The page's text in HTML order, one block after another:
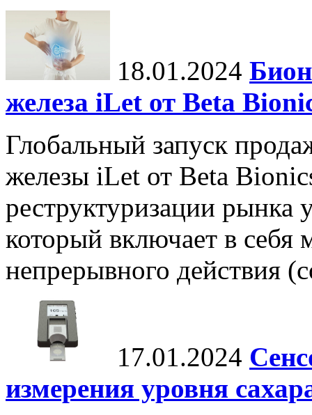
18.01.2024
железа iLet от Beta
Глобальный запуск
железы iLet от Beta
реструктуризации рынка
который включает в
непрерывного действия
17.01.2024
измерения уровня